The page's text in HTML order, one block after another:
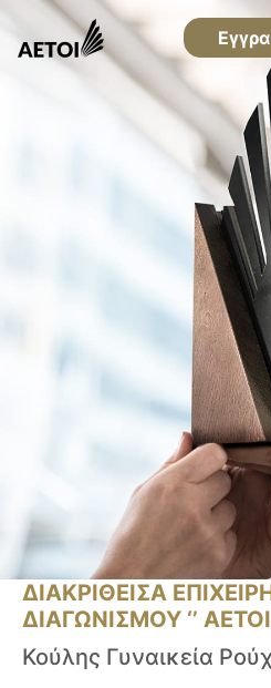
ΔΙΑΚΡΙΘΕΙΣΑ
ΔΙΑΓΩΝΙΣΜΟΥ ‘’ ΑΕΤΟΙ
Κούλης Γυναικεία